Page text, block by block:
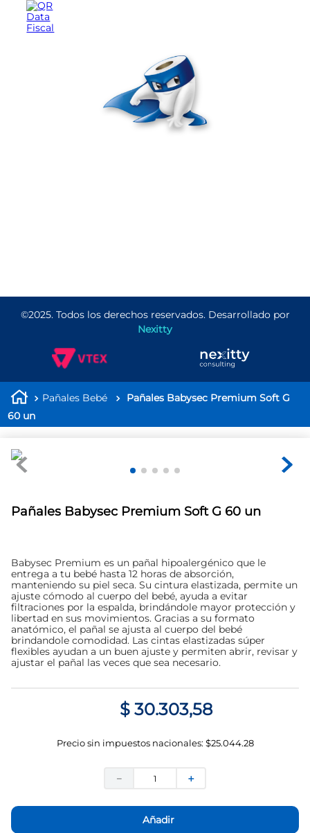
©2025. Todos los derechos reservados. Desarrollado por
Nexitty
Pañales Bebé
Pañales Babysec Premium Soft G
60 un
Pañales Babysec Premium Soft G 60 un
Babysec Premium es un pañal hipoalergénico que le
entrega a tu bebé hasta 12 horas de absorción,
manteniendo su piel seca. Su cintura elastizada, permite un
ajuste cómodo al cuerpo del bebé, ayuda a evitar
filtraciones por la espalda, brindándole mayor protección y
libertad en sus movimientos. Gracias a su formato
anatómico, el pañal se ajusta al cuerpo del bebé
brindandole comodidad. Las cintas elastizadas súper
flexibles ayudan a un buen ajuste y permiten abrir, revisar y
ajustar el pañal las veces que sea necesario.
$ 30.303,58
Precio sin impuestos nacionales: $25.044.28
＋
－
Añadir